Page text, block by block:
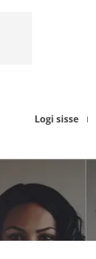
Logi sisse